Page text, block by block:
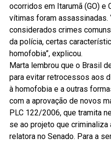
ocorridos em Itarumã (GO) e
vítimas foram assassinadas.
considerados crimes
da polícia, certas
homofobia”, explicou.
Marta lembrou que o Brasil
para evitar retrocessos aos
à homofobia e a outras
com a aprovação de novos
PLC 122/2006, que tramita
se ao projeto que criminaliza
relatora no Senado. Para a